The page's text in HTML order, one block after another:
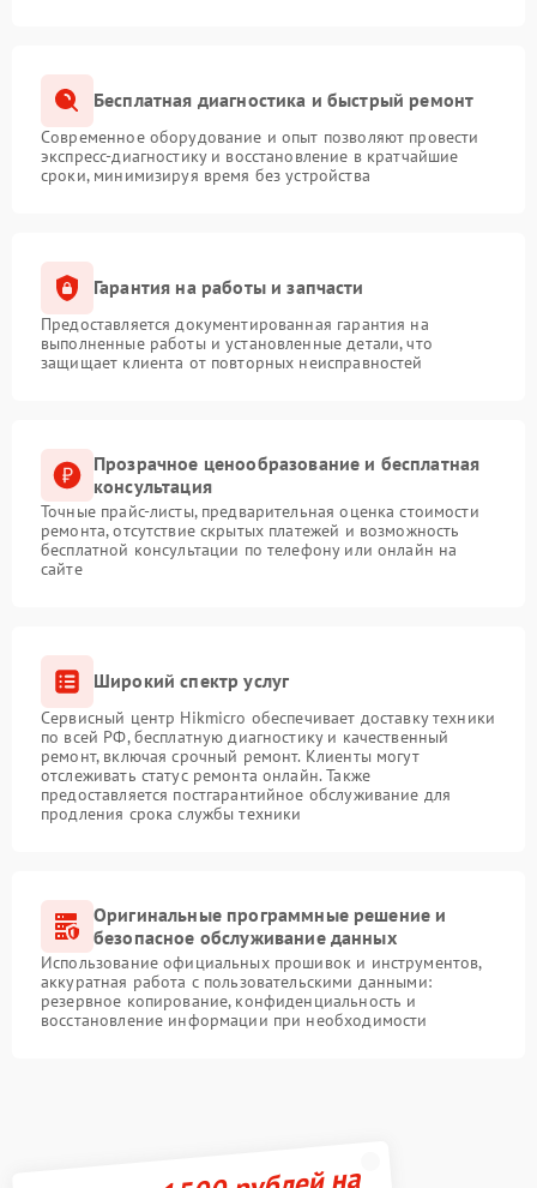
Бесплатная диагностика и быстрый ремонт
Современное оборудование и опыт позволяют провести
экспресс-диагностику и восстановление в кратчайшие
сроки, минимизируя время без устройства
Гарантия на работы и запчасти
Предоставляется документированная гарантия на
выполненные работы и установленные детали, что
защищает клиента от повторных неисправностей
Прозрачное ценообразование и бесплатная
консультация
Точные прайс-листы, предварительная оценка стоимости
ремонта, отсутствие скрытых платежей и возможность
бесплатной консультации по телефону или онлайн на
сайте
Широкий спектр услуг
Сервисный центр Hikmicro обеспечивает доставку техники
по всей РФ, бесплатную диагностику и качественный
ремонт, включая срочный ремонт. Клиенты могут
отслеживать статус ремонта онлайн. Также
предоставляется постгарантийное обслуживание для
продления срока службы техники
Оригинальные программные решение и
безопасное обслуживание данных
Использование официальных прошивок и инструментов,
аккуратная работа с пользовательскими данными:
резервное копирование, конфиденциальность и
восстановление информации при необходимости